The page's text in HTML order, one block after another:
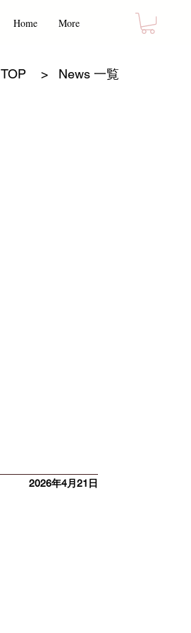
Home More
TOP > News 一覧
2026年4月21日